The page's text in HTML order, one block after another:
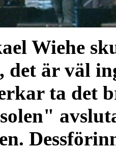
Wiehe
det är väl
ta det